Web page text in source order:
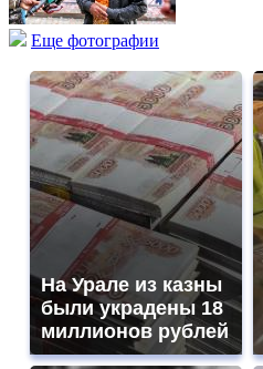
Еще фотографии
На Урале из казны
были украдены 18
миллионов рублей